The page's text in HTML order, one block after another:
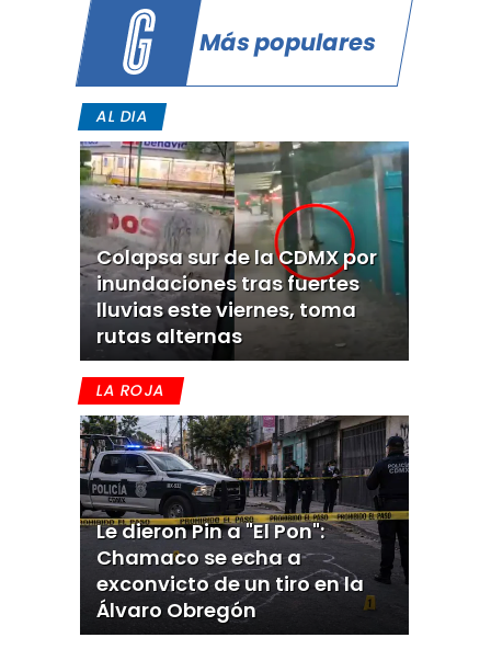
Más populares
AL DIA
Colapsa sur de la CDMX por
inundaciones tras fuertes
lluvias este viernes, toma
rutas alternas
LA ROJA
Le dieron Pin a "El Pon":
Chamaco se echa a
exconvicto de un tiro en la
Álvaro Obregón